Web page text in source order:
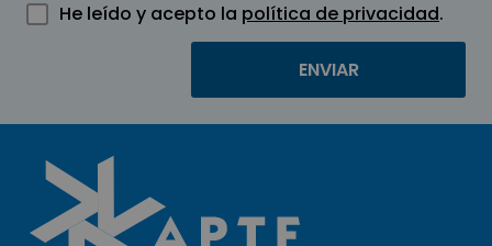
He leído y acepto la política de privacidad.